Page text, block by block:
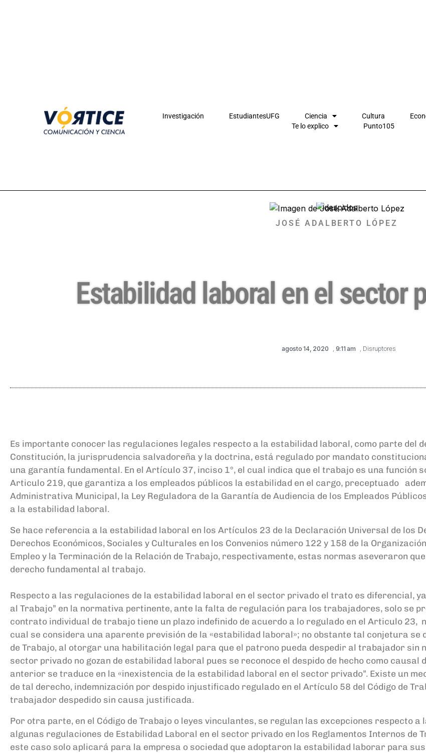
Investigación EstudiantesUFG Ciencia Cultura
Te lo explico
Punto105
JOSÉ ADALBERTO LÓPEZ
Estabilidad laboral en el sector
agosto 14, 2020 , 9:11 am , Disruptores
Es importante conocer las regulaciones legales respecto a la estabilidad laboral, como parte del
Constitución, la jurisprudencia salvadoreña y la doctrina, está regulado por mandato c
una garantía fundamental. En el Artículo 37, inciso 1°, el cual indica que el trabajo es una función
Articulo 219, que garantiza a los empleados públicos la estabilidad en el cargo, preceptuado
Administrativa Municipal, la Ley Reguladora de la Garantía de Audiencia de los Empleados
a la estabilidad laboral.
Se hace referencia a la estabilidad laboral en los Artículos 23 de la Declaración Universal de los
Derechos Económicos, Sociales y Culturales en los Convenios número 122 y 158 de la
Empleo y la Terminación de la Relación de Trabajo, respectivamente, estas normas aseveraron
derecho fundamental al trabajo.
Respecto a las regulaciones de la estabilidad laboral en el sector privado el trato es diferencial,
al Trabajo” en la normativa pertinente, ante la falta de regulación para los trabajadores, solo se
contrato individual de trabajo tiene un plazo indefinido de acuerdo a lo regulado en el Articulo 23,
cual se considera una aparente previsión de la «estabilidad laboral»; no obstante tal conjetura se
de Trabajo, al otorgar una habilitación legal para que el patrono pueda despedir al trabajador sin
sector privado no gozan de estabilidad laboral pues se reconoce el despido de hecho como
anterior se traduce en la «inexistencia de la estabilidad laboral en el sector privado”. Existe un
de tal derecho, indemnización por despido injustificado regulado en el Artículo 58 del Código de
trabajador despedido sin causa justificada.
Por otra parte, en el Código de Trabajo o leyes vinculantes, se regulan las excepciones respecto a
algunas regulaciones de Estabilidad Laboral en el sector privado en los Reglamentos Internos de
este caso solo aplicará para la empresa o sociedad que adoptaron la estabilidad laborar para